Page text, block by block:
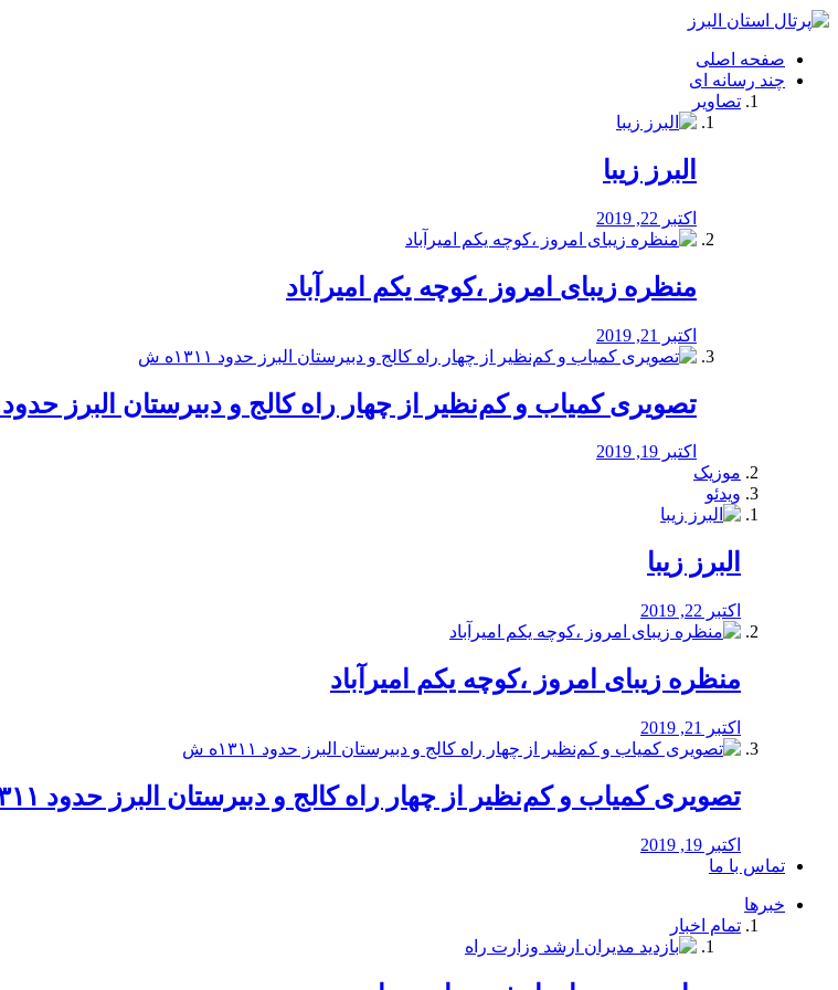
فصد
شرق
تهران
خشکشویی
صفحه اصلی
چند رسانه ای
تصاویر
البرز زیبا
اکتبر 22, 2019
منظره‌‌ زیبای امروز ،کوچه یکم امیرآباد
اکتبر 21, 2019
️تصویری کمیاب و کم‌نظیر از چهار راه كالج و دبيرستان البرز حدود ۱۳۱۱ه ش
اکتبر 19, 2019
موزیک
ویدئو
البرز زیبا
اکتبر 22, 2019
منظره‌‌ زیبای امروز ،کوچه یکم امیرآباد
اکتبر 21, 2019
️تصویری کمیاب و کم‌نظیر از چهار راه كالج و دبيرستان البرز حدود ۱۳۱۱ه ش
اکتبر 19, 2019
تماس با ما
خبرها
تمام اخبار